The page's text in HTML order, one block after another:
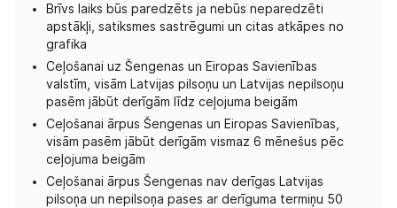
Brīvs laiks būs paredzēts ja nebūs neparedzēti
apstākļi, satiksmes sastrēgumi un citas atkāpes no
grafika
Ceļošanai uz Šengenas un Eiropas Savienības
valstīm, visām Latvijas pilsoņu un Latvijas nepilsoņu
pasēm jābūt derīgām līdz ceļojuma beigām
Ceļošanai ārpus Šengenas un Eiropas Savienības,
visām pasēm jābūt derīgām vismaz 6 mēnešus pēc
ceļojuma beigām
Ceļošanai ārpus Šengenas nav derīgas Latvijas
pilsoņa un nepilsoņa pases ar derīguma termiņu 50